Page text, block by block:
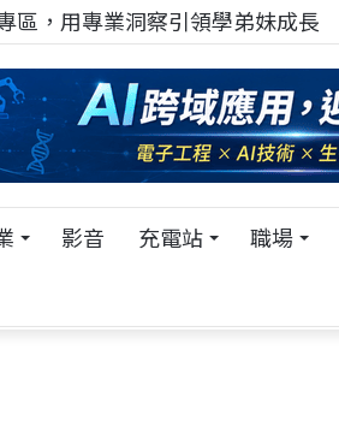
區，用專業洞察引領學弟妹成長
影音 充電站 職場